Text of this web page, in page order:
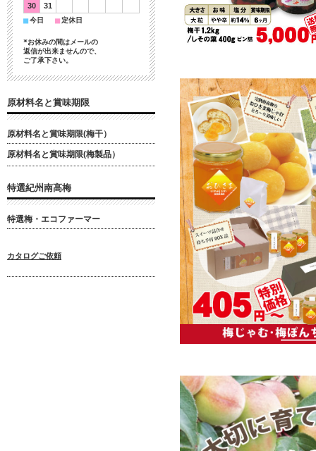
30
31
■今日 ■定休日
*お休みの間はメールの
返信が出来ませんので、
ご了承下さい。
原材料名と賞味期限
原材料名と賞味期限(梅干）
原材料名と賞味期限(梅製品）
特選紀州南高梅
特選梅・エコファーマー
カタログご依頼